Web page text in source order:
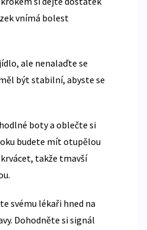
vnímá bolest
ale nenalaďte se
být stabilní, abyste se
boty a oblečte si
budete mít otupělou
takže tmavší
svému lékaři hned na
Dohodněte si signál